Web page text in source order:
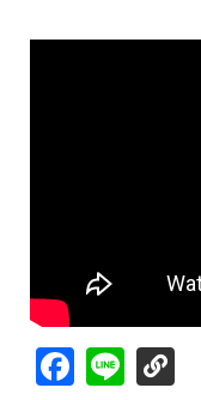
Facebook
Line